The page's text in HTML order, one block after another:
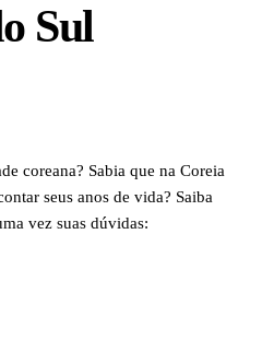
Sul
coreana? Sabia que na Coreia
seus anos de vida? Saiba
vez suas dúvidas: